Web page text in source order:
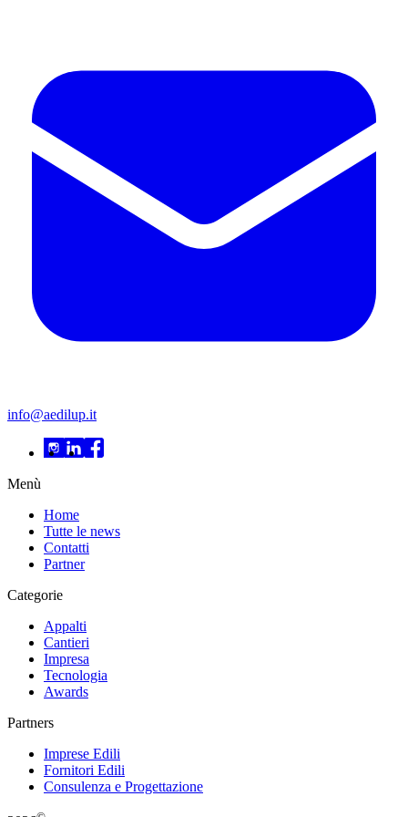
info@aedilup.it
Menù
Home
Tutte le news
Contatti
Partner
Categorie
Appalti
Cantieri
Impresa
Tecnologia
Awards
Partners
Imprese Edili
Fornitori Edili
Consulenza e Progettazione